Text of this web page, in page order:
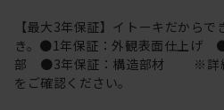
【最大3年保証】イトーキだから
き。●1年保証：外観表面仕上げ
部 ●3年保証：構造部材 ※詳細
をご確認ください。